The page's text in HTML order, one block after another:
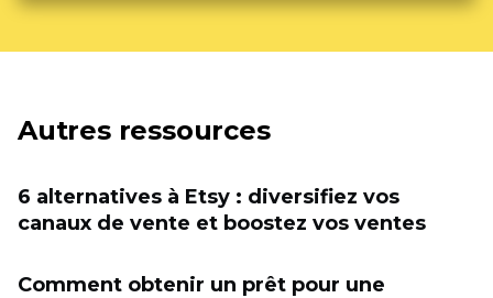
Autres ressources
6 alternatives à Etsy : diversifiez vos
canaux de vente et boostez vos ventes
Comment obtenir un prêt pour une